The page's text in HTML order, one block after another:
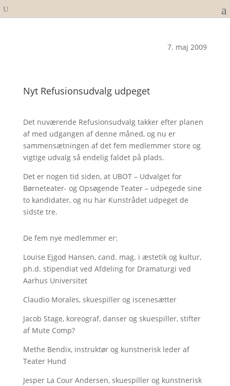
7. maj 2009
Nyt Refusionsudvalg udpeget
Det nuværende Refusionsudvalg takker efter planen
af med udgangen af denne måned, og nu er
sammensætningen af det fem medlemmer store og
vigtige udvalg så endelig faldet på plads.
Det er nogen tid siden, at UBOT – Udvalget for
Børneteater- og Opsøgende Teater – udpegede sine
to kandidater, og nu har Kunstrådet udpeget de
sidste tre.
De fem nye medlemmer er:
Louise Ejgod Hansen, cand. mag. i æstetik og kultur,
ph.d. stipendiat ved Afdeling for Dramaturgi ved
Aarhus Universitet
Claudio Morales, skuespiller og iscenesætter
Jacob Stage, koreograf, danser og skuespiller, stifter
af Mute Comp?
Methe Bendix, instruktør og kunstnerisk leder af
Teater Hund
Jesper La Cour Andersen, skuespiller og kunstnerisk